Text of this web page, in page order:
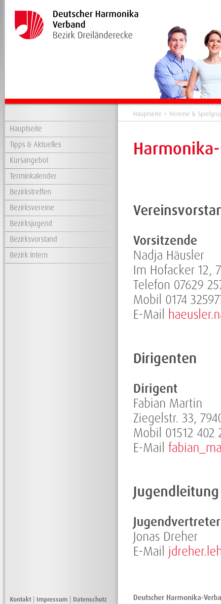
Hauptseite
Tipps & Aktuelles
Kursangebot
Terminkalender
Bezirkstreffen
Bezirksvereine
Bezirksjugend
Bezirksvorstand
Bezirk Intern
Hauptseite > Vereine &
Vorsitzende
Nadja Häusler
Im Hofacker 12,
Telefon 07629
Mobil 0174
E-Mail
Dirigenten
Dirigent
Fabian Martin
Ziegelstr. 33,
Mobil 01512 402
E-Mail
Jugendleitung
Jugendvertreter
Jonas Dreher
E-Mail
Deutscher Harmonika-
Kontakt Impressum Datenschutz